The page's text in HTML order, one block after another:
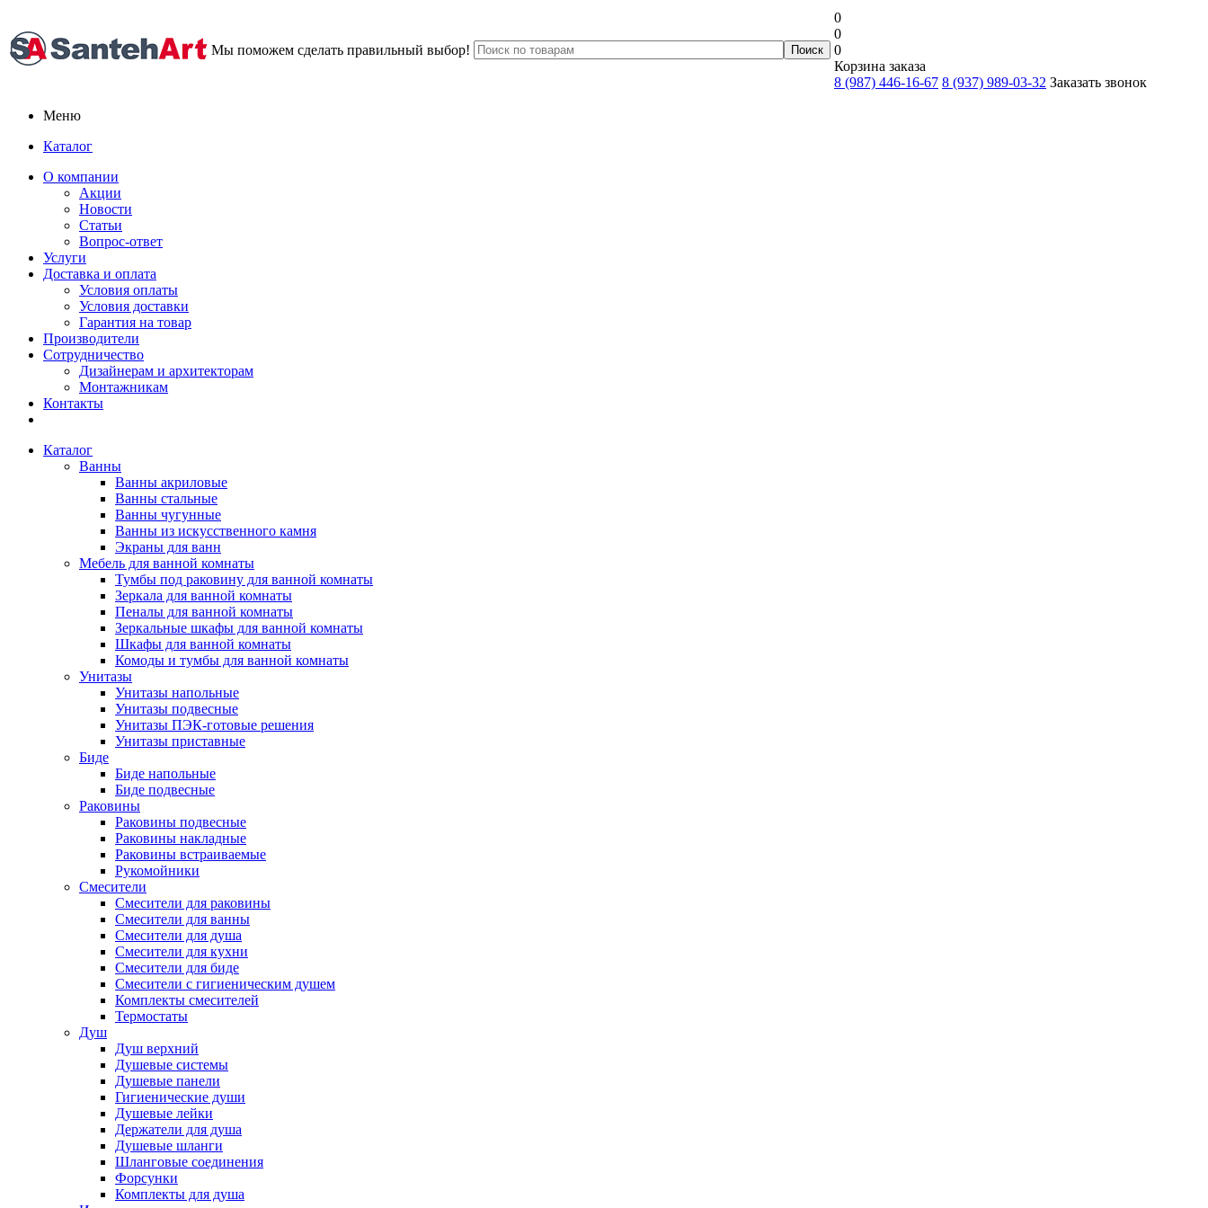
Мы поможем сделать правильный выбор!
0
0
0
Корзина заказа
8 (987) 446-16-67 8 (937) 989-03-32 Заказать звонок
Меню
Каталог
О компании
Акции
Новости
Статьи
Вопрос-ответ
Услуги
Доставка и оплата
Условия оплаты
Условия доставки
Гарантия на товар
Производители
Сотрудничество
Дизайнерам и архитекторам
Монтажникам
Контакты
Каталог
Ванны
Ванны акриловые
Ванны стальные
Ванны чугунные
Ванны из искусственного камня
Экраны для ванн
Мебель для ванной комнаты
Тумбы под раковину для ванной комнаты
Зеркала для ванной комнаты
Пеналы для ванной комнаты
Зеркальные шкафы для ванной комнаты
Шкафы для ванной комнаты
Комоды и тумбы для ванной комнаты
Унитазы
Унитазы напольные
Унитазы подвесные
Унитазы ПЭК-готовые решения
Унитазы приставные
Биде
Биде напольные
Биде подвесные
Раковины
Раковины подвесные
Раковины накладные
Раковины встраиваемые
Рукомойники
Смесители
Смесители для раковины
Смесители для ванны
Смесители для душа
Смесители для кухни
Смесители для биде
Смесители с гигиеническим душем
Комплекты смесителей
Термостаты
Душ
Душ верхний
Душевые системы
Душевые панели
Гигиенические души
Душевые лейки
Держатели для душа
Душевые шланги
Шланговые соединения
Форсунки
Комплекты для душа